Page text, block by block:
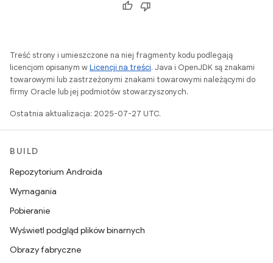
Treść strony i umieszczone na niej fragmenty kodu podlegają
licencjom opisanym wLicencji na treści. Java i OpenJDK są znakami
towarowymi lub zastrzeżonymi znakami towarowymi należącymi do
firmy Oracle lub jej podmiotów stowarzyszonych.
Ostatnia aktualizacja: 2025-07-27 UTC.
BUILD
Repozytorium Androida
Wymagania
Pobieranie
Wyświetl podgląd plików binarnych
Obrazy fabryczne